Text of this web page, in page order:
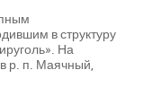
в структуру
На
р. п. Маячный,